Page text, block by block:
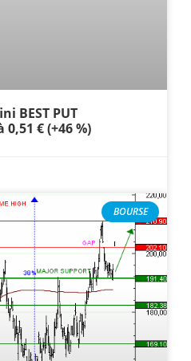
BEST PUT
0,51 € (+46 %)
BOURSE